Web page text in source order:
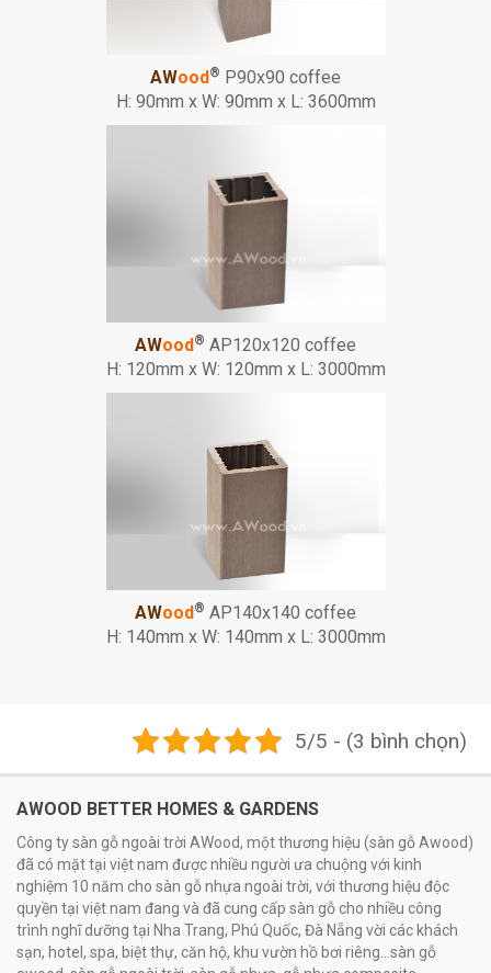
AWood® P90x90 coffee
H: 90mm x W: 90mm x L: 3600mm
AWood® AP120x120 coffee
H: 120mm x W: 120mm x L: 3000mm
AWood® AP140x140 coffee
H: 140mm x W: 140mm x L: 3000mm
5/5 - (3 bình chọn)
AWOOD BETTER HOMES & GARDENS
Công ty sàn gỗ ngoài trời AWood, một thương hiệu (sàn gỗ Awood)
đã có mặt tại việt nam được nhiều người ưa chuộng với kinh
nghiệm 10 năm cho sàn gỗ nhựa ngoài trời, với thương hiệu độc
quyền tại việt nam đang và đã cung cấp sàn gỗ cho nhiều công
trình nghĩ dưỡng tại Nha Trang, Phú Quốc, Đà Nẵng vời các khách
sạn, hotel, spa, biệt thự, căn hộ, khu vườn hồ bơi riêng...sàn gỗ